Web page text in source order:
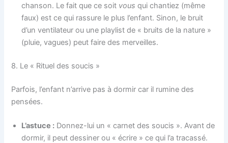
chanson. Le fait que ce soit vous qui chantiez (même
faux) est ce qui rassure le plus l’enfant. Sinon, le bruit
d’un ventilateur ou une playlist de « bruits de la nature »
(pluie, vagues) peut faire des merveilles.
8. Le « Rituel des soucis »
Parfois, l’enfant n’arrive pas à dormir car il rumine des
pensées.
L’astuce : Donnez-lui un « carnet des soucis ». Avant de
dormir, il peut dessiner ou « écrire » ce qui l’a tracassé.